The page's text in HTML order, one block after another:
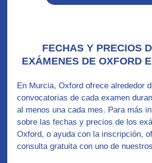
FECHAS Y PRECIOS
EXÁMENES DE OXFORD
En Murcia, Oxford ofrece alrededor
convocatorias de cada examen
al menos una cada mes. Para más
sobre las fechas y precios de los
Oxford, o ayuda con la inscripción,
consulta gratuita con uno de